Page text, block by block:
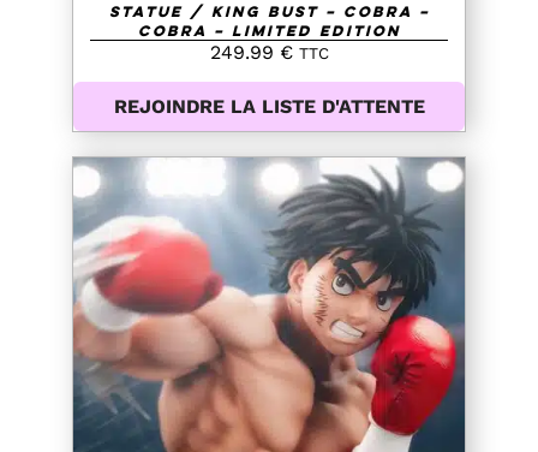
Statue / King Bust – Cobra –
Cobra – Limited Edition
249.99 € TTC
REJOINDRE LA LISTE D'ATTENTE
AJOUTER AU PANIER
/
DETAILS